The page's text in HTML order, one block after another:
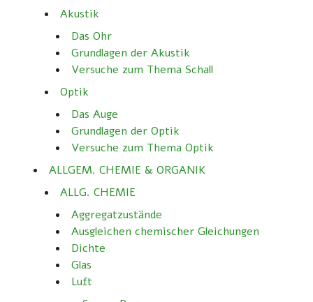
Akustik
Das Ohr
Grundlagen der Akustik
Versuche zum Thema Schall
Optik
Das Auge
Grundlagen der Optik
Versuche zum Thema Optik
ALLGEM. CHEMIE & ORGANIK
ALLG. CHEMIE
Aggregatzustände
Ausgleichen chemischer Gleichungen
Dichte
Glas
Luft